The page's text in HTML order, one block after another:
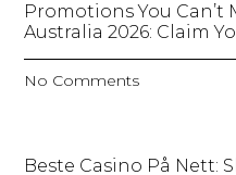
Promotions You Can’t
Australia 2026: Claim
No Comments
Beste Casino På Nett: